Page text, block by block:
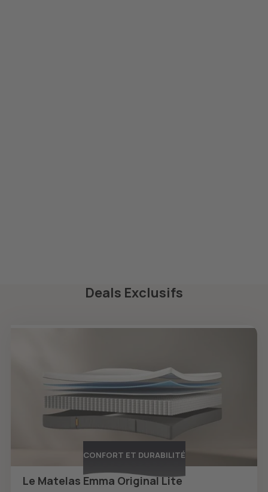
Deals Exclusifs
CONFORT ET DURABILITÉ
Le Matelas Emma Original Lite